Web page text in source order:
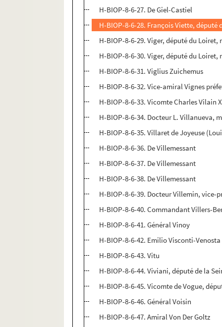
H-BIOP-8-6-27. De Giel-Castiel
H-BIOP-8-6-28. François Viette,
H-BIOP-8-6-29. Viger, député du
H-BIOP-8-6-30. Viger, député du
H-BIOP-8-6-31. Viglius Zuichemus
H-BIOP-8-6-32. Vice-amiral Vignes
H-BIOP-8-6-33. Vicomte Charles Vilain
H-BIOP-8-6-34. Docteur L. Villanueva,
H-BIOP-8-6-35. Villaret de Joyeuse
H-BIOP-8-6-36. De Villemessant
H-BIOP-8-6-37. De Villemessant
H-BIOP-8-6-38. De Villemessant
H-BIOP-8-6-39. Docteur Villemin, vice-
H-BIOP-8-6-40. Commandant Villers-
H-BIOP-8-6-41. Général Vinoy
H-BIOP-8-6-42. Emilio Visconti-Venosta
H-BIOP-8-6-43. Vitu
H-BIOP-8-6-44. Viviani, député de la
H-BIOP-8-6-45. Vicomte de Vogue,
H-BIOP-8-6-46. Général Voisin
H-BIOP-8-6-47. Amiral Von Der Goltz